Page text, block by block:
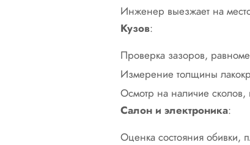
Инженер выезжает на
Кузов:
Проверка зазоров,
Измерение толщины
Осмотр на наличие сколов,
Салон и электроника:
Оценка состояния обивки,